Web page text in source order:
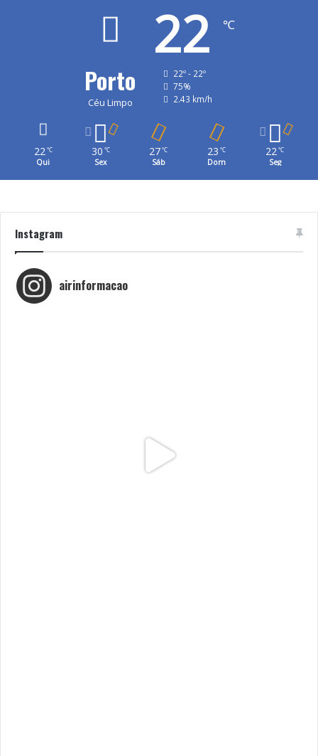
Porto
Céu Limpo
22 ℃
22º - 22º
75%
2.43 km/h
22 ℃
Qui
30 ℃
Sex
27℃
Sáb
23 ℃
Dom
22℃
Seg
Instagram
airinformacao